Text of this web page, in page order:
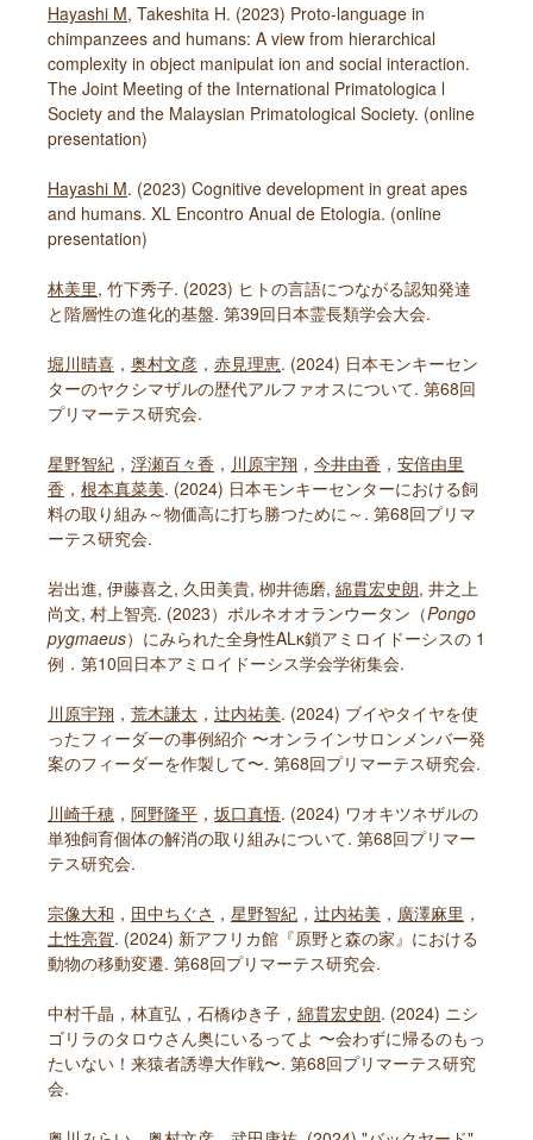
Hayashi M, Takeshita H. (2023) Proto-language in
chimpanzees and humans: A view from hierarchical
complexity in object manipulat ion and social interaction.
The Joint Meeting of the International Primatologica l
Society and the Malaysian Primatological Society. (online
presentation)
Hayashi M. (2023) Cognitive development in great apes
and humans. XL Encontro Anual de Etologia. (online
presentation)
林美里, 竹下秀子. (2023) ヒトの言語につながる認知発達
と階層性の進化的基盤. 第39回日本霊長類学会大会.
堀川晴喜 ， 奥村文彦 ， 赤見理恵. (2024) 日本モンキーセン
ターのヤクシマザルの歴代アルファオスについて. 第68回
プリマーテス研究会.
星野智紀 ， 浮瀬百々香 ， 川原宇翔 ， 今井由香 ， 安倍由里
香 ， 根本真菜美. (2024) 日本モンキーセンターにおける飼
料の取り組み～物価高に打ち勝つために～. 第68回プリマ
ーテス研究会.
岩出進, 伊藤喜之, 久田美貴, 栁井徳磨, 綿貫宏史朗, 井之上
尚文, 村上智亮. (2023）ボルネオオランウータン（Pongo
pygmaeus）にみられた全身性ALκ鎖アミロイドーシスの 1
例．第10回日本アミロイドーシス学会学術集会.
川原宇翔 ， 荒木謙太 ， 辻内祐美. (2024) ブイやタイヤを使
ったフィーダーの事例紹介 〜オンラインサロンメンバー発
案のフィーダーを作製して〜. 第68回プリマーテス研究会.
川崎千穂 ， 阿野隆平 ， 坂口真悟. (2024) ワオキツネザルの
単独飼育個体の解消の取り組みについて. 第68回プリマー
テス研究会.
宗像大和 ， 田中ちぐさ ， 星野智紀 ， 辻内祐美 ， 廣澤麻里 ，
土性亮賀. (2024) 新アフリカ館『原野と森の家』における
動物の移動変遷. 第68回プリマーテス研究会.
中村千晶，林直弘，石橋ゆき子， 綿貫宏史朗. (2024) ニシ
ゴリラのタロウさん奥にいるってよ 〜会わずに帰るのもっ
たいない！来猿者誘導大作戦〜. 第68回プリマーテス研究
会.